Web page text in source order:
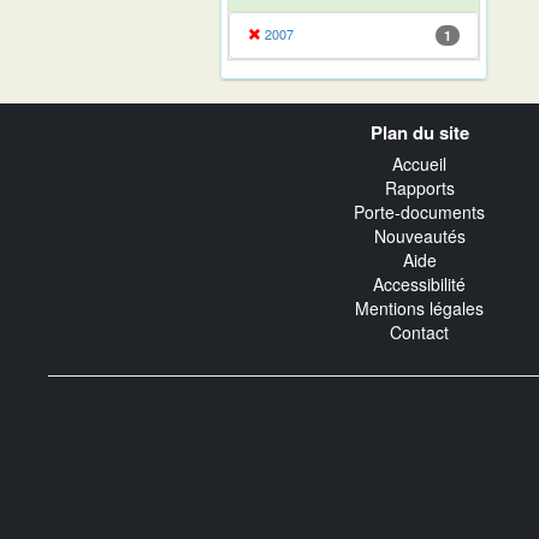
2007 1
Plan du site
Accueil
Rapports
Porte-documents
Nouveautés
Aide
Accessibilité
Mentions légales
Contact